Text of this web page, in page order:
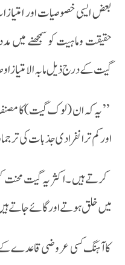
بعض ایسی خصوصیات اور
حقیقت وماہیت کو سمجھنے میں
گیت کے درج ذیل مابہ الامتیاز
’’ یہ کہ ان ( لوک گیت ) کا مصنف
اور کم تر انفرادی جذبات کی
کرتے ہیں ۔اکثر یہ گیت محنت
میں خلق ہوتے اور گائے جاتے
کا آہنگ کسی عروضی قاعدے کے